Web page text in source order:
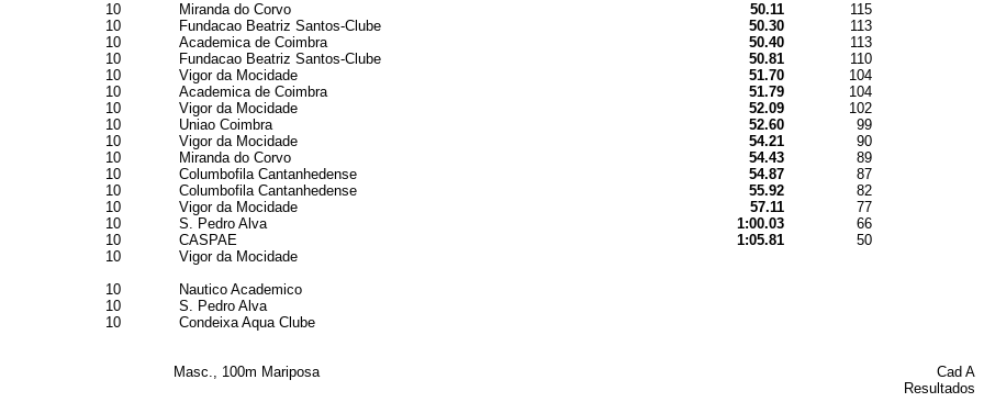
10
Miranda do Corvo 50.11
115
10
Fundacao Beatriz Santos-Clube 50.30
113
10
Academica de Coimbra 50.40
113
10
Fundacao Beatriz Santos-Clube 50.81
110
10
Vigor da Mocidade 51.70
104
10
Academica de Coimbra 51.79
104
10
Vigor da Mocidade 52.09
102
10
Uniao Coimbra 52.60
99
10
Vigor da Mocidade 54.21
90
10
Miranda do Corvo 54.43
89
10
Columbofila Cantanhedense 54.87
87
10
Columbofila Cantanhedense 55.92
82
10
Vigor da Mocidade 57.11
77
10
S. Pedro Alva 1:00.03
66
10
CASPAE 1:05.81
50
10
Vigor da Mocidade
10
Nautico Academico
10
S. Pedro Alva
10
Condeixa Aqua Clube
Masc., 100m Mariposa
Cad A
Resultados